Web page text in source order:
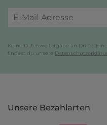
Keine Datenweitergabe an Dritte.
findest du unsere
Unsere Bezahlarten